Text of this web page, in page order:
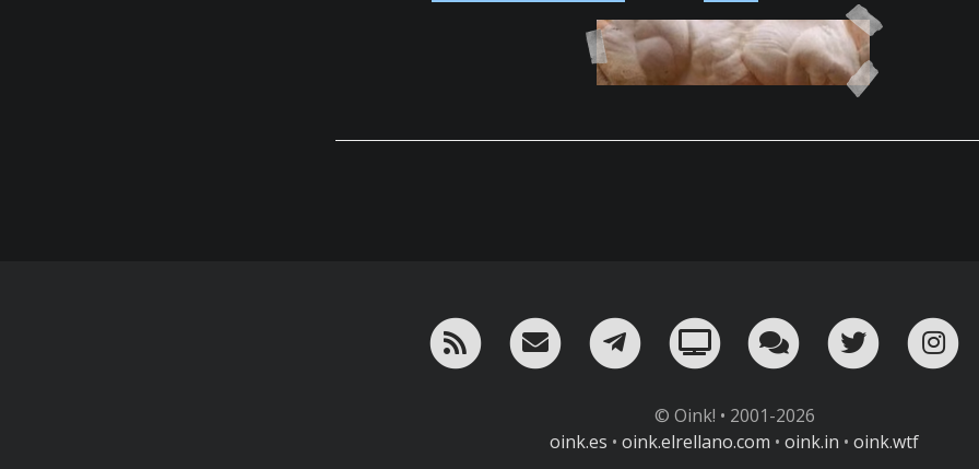
RSS ¡Mándame un email!
¡Nuestro canal en Telegram!
Oink! TV Charla conTwitter
© Oink! • 2001-2026
oink.es • oink.elrellano.com • oink.in • oink.wtf